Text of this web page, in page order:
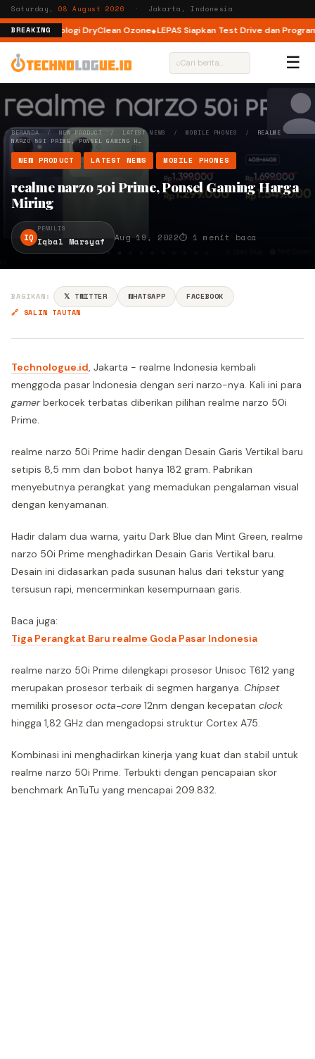
Saturday,08 August 2026 · Jakarta, Indonesia
BREAKINGTeknologi DryClean Ozone LEPAS Siapkan Test Drive dan Program
⌕ ☰
BERANDA / NEW PRODUCT / LATEST NEWS /MOBILE PHONES /
REALME
NARZO 50I PRIME, PONSEL GAMING H…
NEW PRODUCT LATEST NEWS MOBILE PHONES
realme narzo 50i Prime, Ponsel Gaming Harga
Miring
IQ
PENULIS
Iqbal Marsyaf Aug 19, 2022⏱ 1 menit baca
BAGIKAN: 𝕏 TWITTER WHATSAPP
FACEBOOK
🔗 SALIN TAUTAN
Technologue.id, Jakarta - realme Indonesia kembali
menggoda pasar Indonesia dengan seri narzo-nya. Kali ini para
gamerberkocek terbatas diberikan pilihan realme narzo 50i
Prime.
realme narzo 50i Prime hadir dengan Desain Garis Vertikal baru
setipis 8,5 mm dan bobot hanya 182 gram. Pabrikan
menyebutnya perangkat yang memadukan pengalaman visual
dengan kenyamanan.
Hadir dalam dua warna, yaitu Dark Blue dan Mint Green, realme
narzo 50i Prime menghadirkan Desain Garis Vertikal baru.
Desain ini didasarkan pada susunan halus dari tekstur yang
tersusun rapi, mencerminkan kesempurnaan garis.
Baca juga:
Tiga Perangkat Baru realme Goda Pasar Indonesia
realme narzo 50i Prime dilengkapi prosesor Unisoc T612 yang
merupakan prosesor terbaik di segmen harganya. Chipset
memiliki prosesor octa-core 12nm dengan kecepatan clock
hingga 1,82 GHz dan mengadopsi struktur Cortex A75.
Kombinasi ini menghadirkan kinerja yang kuat dan stabil untuk
realme narzo 50i Prime. Terbukti dengan pencapaian skor
benchmark AnTuTu yang mencapai 209.832.